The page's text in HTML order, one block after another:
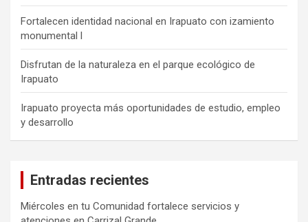
Fortalecen identidad nacional en Irapuato con izamiento
monumental l
Disfrutan de la naturaleza en el parque ecológico de
Irapuato
Irapuato proyecta más oportunidades de estudio, empleo
y desarrollo
Entradas recientes
Miércoles en tu Comunidad fortalece servicios y